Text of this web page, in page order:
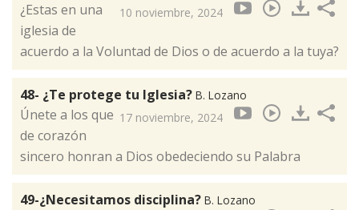
10 noviembre, 2024
¿Estas en una
iglesia de
acuerdo a la Voluntad de Dios o de acuerdo a la tuya?
48- ¿Te protege tu Iglesia? B. Lozano
17 noviembre, 2024
Únete a los que
de corazón
sincero honran a Dios obedeciendo su Palabra
49-¿Necesitamos disciplina? B. Lozano